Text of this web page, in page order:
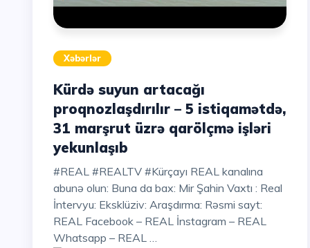
Xəbərlər
Kürdə suyun artacağı
proqnozlaşdırılır – 5 istiqamətdə,
31 marşrut üzrə qarölçmə işləri
yekunlaşıb
#REAL #REALTV #Kürçayı REAL kanalına
abunə olun: Buna da bax: Mir Şahin Vaxtı : Real
İntervyu: Eksklüziv: Araşdırma: Rəsmi sayt:
REAL Facebook – REAL İnstagram – REAL
Whatsapp – REAL …